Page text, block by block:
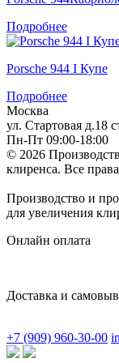
Подробнее
Porsche 944 I Купе
Подробнее
Москва
ул. Стартовая д.18
Пн-Пт 09:00-18:00
© 2026
клиренса. Все
Производство и
для увеличения
Онлайн оплата
Доставка и
+7 (909) 960-30-00